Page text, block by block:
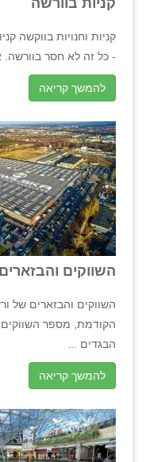
קניות בוורשה
קניות וחנויות בווקשה
- כל זה לא חסר בוורשה.
להמשך קריאה
השווקים
הקודמת, מספר השווקים
הבגדים ...
להמשך קריאה